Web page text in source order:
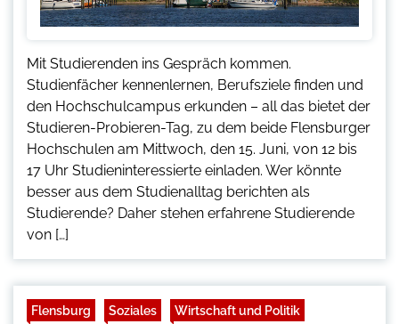
Mit Studierenden ins Gespräch kommen.
Studienfächer kennenlernen, Berufsziele finden und
den Hochschulcampus erkunden – all das bietet der
Studieren-Probieren-Tag, zu dem beide Flensburger
Hochschulen am Mittwoch, den 15. Juni, von 12 bis
17 Uhr Studieninteressierte einladen. Wer könnte
besser aus dem Studienalltag berichten als
Studierende? Daher stehen erfahrene Studierende
von […]
Flensburg Soziales Wirtschaft und Politik